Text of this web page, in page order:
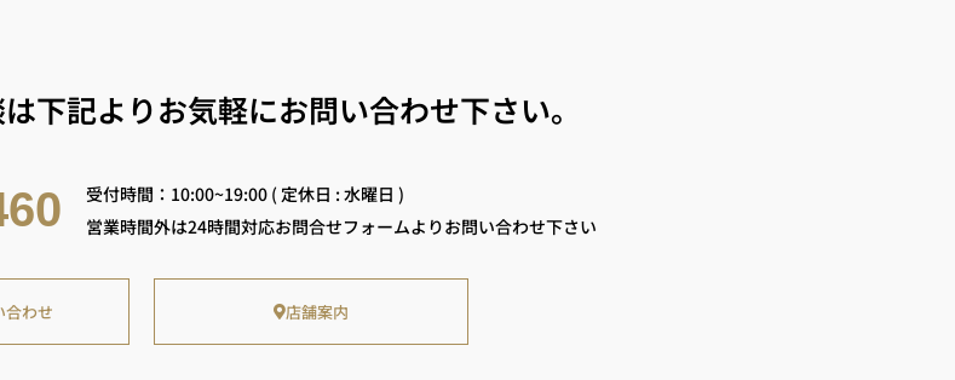
下記よりお気軽にお問い合わせ下さい。
受付時間：10:00~19:00 ( 定休日 : 水曜日 )
営業時間外は24時間対応お問合せフォームよりお問い合わせ下さい
合わせ 店舗案内